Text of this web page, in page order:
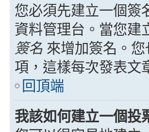
您必須先建立一個簽
資料管理台。當您建
簽名 來增加簽名。
項，這樣每次發表文
回頂端
我該如何建立一個投